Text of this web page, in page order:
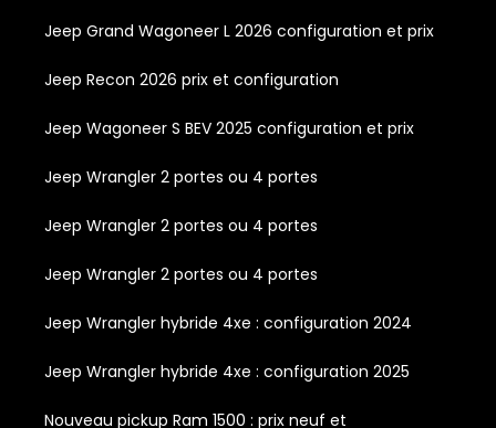
Jeep Grand Wagoneer L 2026 configuration et prix
Jeep Recon 2026 prix et configuration
Jeep Wagoneer S BEV 2025 configuration et prix
Jeep Wrangler 2 portes ou 4 portes
Jeep Wrangler 2 portes ou 4 portes
Jeep Wrangler 2 portes ou 4 portes
Jeep Wrangler hybride 4xe : configuration 2024
Jeep Wrangler hybride 4xe : configuration 2025
Nouveau pickup Ram 1500 : prix neuf et